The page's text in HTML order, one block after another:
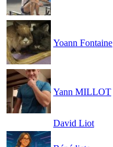
Yoann Fontaine
Yann MILLOT
David Liot